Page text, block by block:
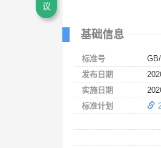
基础信息
标准号
发布日期
实施日期
标准计划
议